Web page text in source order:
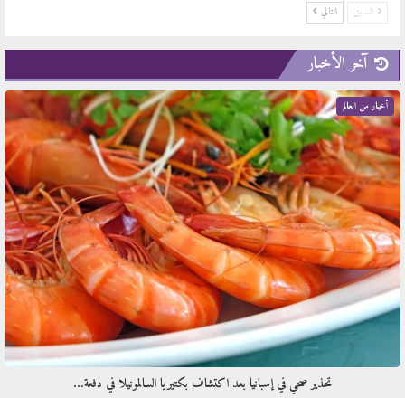
السابق التالي
آخر الأخبار
أخبار من العالم
تحذير صحي في إسبانيا بعد اكتشاف بكتيريا السالمونيلا في دفعة…